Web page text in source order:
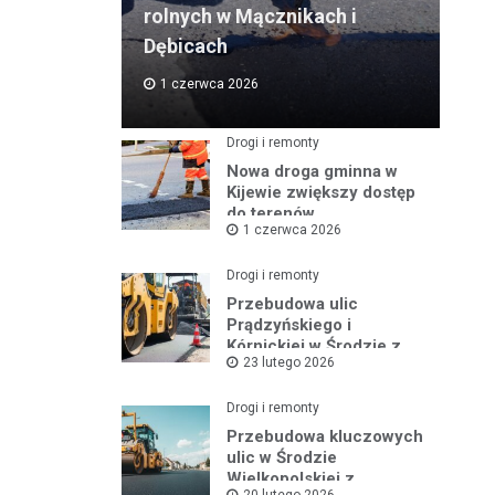
rolnych w Mącznikach i
Dębicach
1 czerwca 2026
Drogi i remonty
Nowa droga gminna w
Kijewie zwiększy dostęp
do terenów
inwestycyjnych
1 czerwca 2026
Drogi i remonty
Przebudowa ulic
Prądzyńskiego i
Kórnickiej w Środzie z
rządowym wsparciem
23 lutego 2026
Drogi i remonty
Przebudowa kluczowych
ulic w Środzie
Wielkopolskiej z